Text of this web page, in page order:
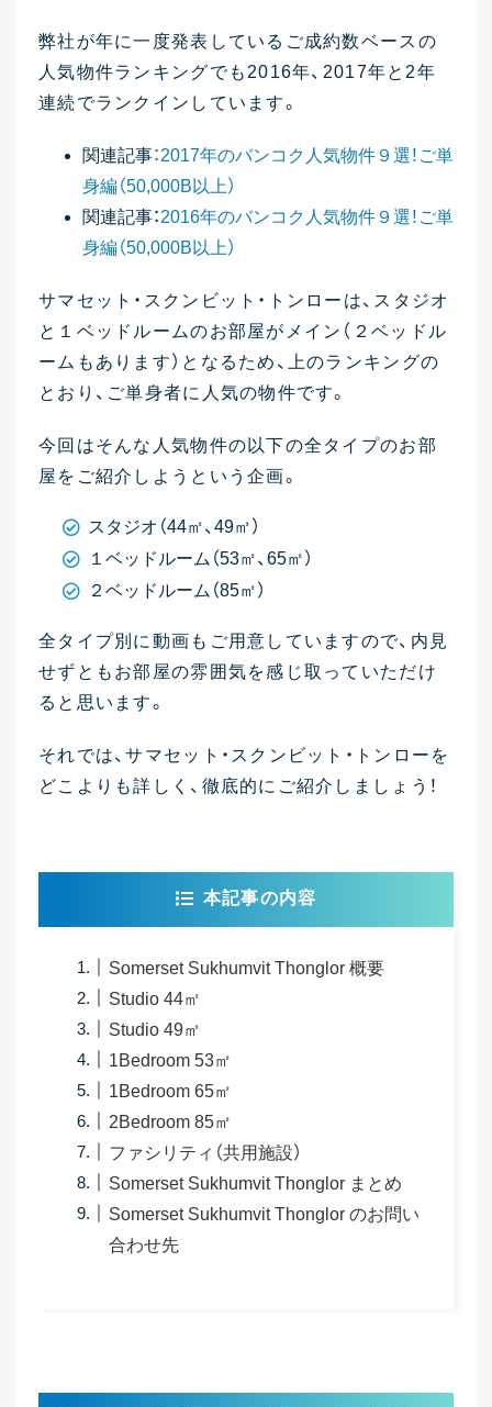
弊社が年に一度発表しているご成約数ベースの
人気物件ランキングでも2016年、2017年と2年
連続でランクインしています。
関連記事：2017年のバンコク人気物件９選！ご単
身編（50,000B以上）
関連記事：2016年のバンコク人気物件９選！ご単
身編（50,000B以上）
サマセット・スクンビット・トンローは、スタジオ
と１ベッドルームのお部屋がメイン（２ベッドル
ームもあります）となるため、上のランキングの
とおり、ご単身者に人気の物件です。
今回はそんな人気物件の以下の全タイプのお部
屋をご紹介しようという企画。
スタジオ（44㎡、49㎡）
１ベッドルーム（53㎡、65㎡）
２ベッドルーム（85㎡）
全タイプ別に動画もご用意していますので、内見
せずともお部屋の雰囲気を感じ取っていただけ
ると思います。
それでは、サマセット・スクンビット・トンローを
どこよりも詳しく、徹底的にご紹介しましょう！
本記事の内容
Somerset Sukhumvit Thonglor 概要
Studio 44㎡
Studio 49㎡
1Bedroom 53㎡
1Bedroom 65㎡
2Bedroom 85㎡
ファシリティ（共用施設）
Somerset Sukhumvit Thonglor まとめ
Somerset Sukhumvit Thonglor のお問い
合わせ先